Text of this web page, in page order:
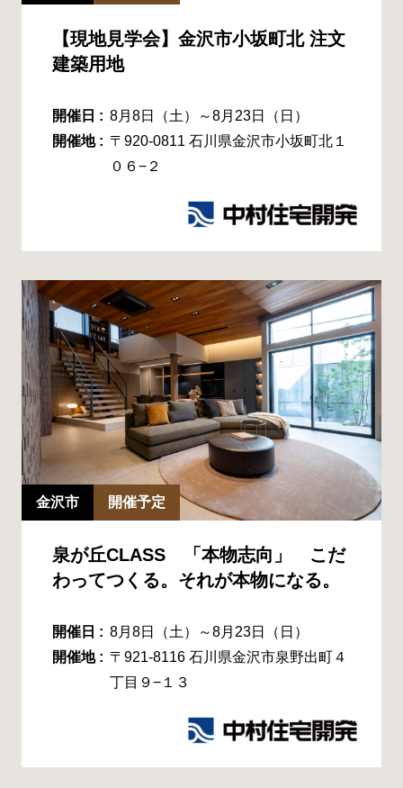
【現地見学会】金沢市小坂町北 注文
建築用地
開催日 : 8月8日（土）～8月23日（日）
開催地 : 〒920-0811 石川県金沢市小坂町北１
０６−２
金沢市 開催予定
泉が丘CLASS 「本物志向」 こだ
わってつくる。それが本物になる。
開催日 : 8月8日（土）～8月23日（日）
開催地 : 〒921-8116 石川県金沢市泉野出町４
丁目９−１３